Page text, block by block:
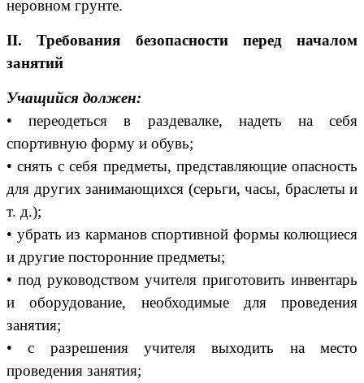
неровном грунте.
II. Требования безопасности перед началом
занятий
Учащийся должен:
• переодеться в раздевалке, надеть на себя
спортивную форму и обувь;
• снять с себя предметы, представляющие опасность
для других занимающихся (серьги, часы, браслеты и
т. д.);
• убрать из карманов спортивной формы колющиеся
и другие посторонние предметы;
• под руководством учителя приготовить инвентарь
и оборудование, необходимые для проведения
занятия;
• с разрешения учителя выходить на место
проведения занятия;